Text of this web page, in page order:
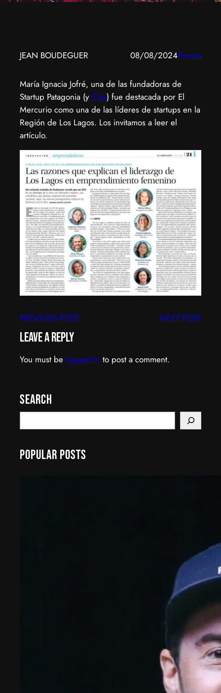
JEAN BOUDEGUER 08/08/2024Prensa
María Ignacia Jofré, una de las fundadoras de
Startup Patagonia (yClay) fue destacada por El
Mercurio como una de las líderes de startups en la
Región de Los Lagos. Los invitamos a leer el
artículo.
PREVIOUS POST NEXT POST
Leave a Reply
You must be logged in to post a comment.
Search
e
r
Popular Posts